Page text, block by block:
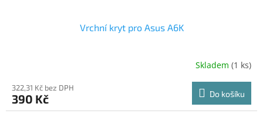
Vrchní kryt pro Asus A6K
Skladem (1 ks)
322,31 Kč bez DPH
390 Kč Do košíku